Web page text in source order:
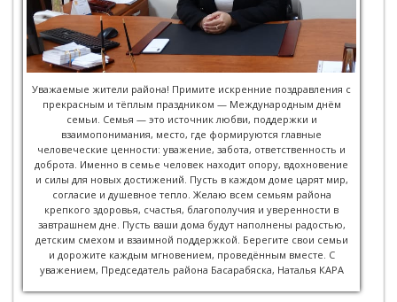
Уважаемые жители района! Примите искренние поздравления с
прекрасным и тёплым праздником — Международным днём
семьи. Семья — это источник любви, поддержки и
взаимопонимания, место, где формируются главные
человеческие ценности: уважение, забота, ответственность и
доброта. Именно в семье человек находит опору, вдохновение
и силы для новых достижений. Пусть в каждом доме царят мир,
согласие и душевное тепло. Желаю всем семьям района
крепкого здоровья, счастья, благополучия и уверенности в
завтрашнем дне. Пусть ваши дома будут наполнены радостью,
детским смехом и взаимной поддержкой. Берегите свои семьи
и дорожите каждым мгновением, проведённым вместе. С
уважением, Председатель района Басарабяска, Наталья КАРА